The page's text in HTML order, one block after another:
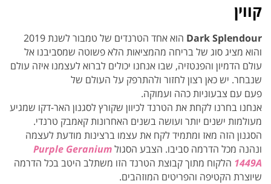
קווין
Dark Splendour
הוא אחד הטרנדים של טמבור לשנת 2019
והוא מציג סוג של בריחה מהמציאות הלא פשוטה שמסביבנו אל
עולם הדמיון והפנטזיה, שבו אנחנו יכולים לברוא לעצמנו איזה עולם
שנבחר. יש כאן רצון לחזור ולהתרפק על העולם של
פעם עם צבעוניות כהה ועמוקה.
אנחנו בחרנו לקחת את הטרנד לכיוון שקורץ לסגנון האר-דקו שמגיע
מעולמות ישנים יותר ועושה בשנים האחרונות קאמבק טרנדי.
הסגנון הזה מאז ומתמיד לקח את עצמו ברצינות מודעת לעצמה
ונהנה מכל הדרמה סביבו. הצבע הסגולPurple Geranium
1449A הלקוח מתוך קבוצת הטרנד הזו משתלב היטב בכל הדרמה
שיוצרת הקטיפה והפריטים המוזהבים.